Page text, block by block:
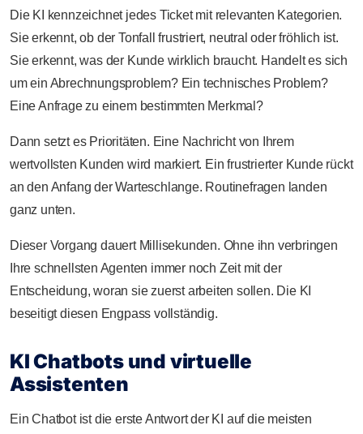
Die KI kennzeichnet jedes Ticket mit relevanten Kategorien.
Sie erkennt, ob der Tonfall frustriert, neutral oder fröhlich ist.
Sie erkennt, was der Kunde wirklich braucht. Handelt es sich
um ein Abrechnungsproblem? Ein technisches Problem?
Eine Anfrage zu einem bestimmten Merkmal?
Dann setzt es Prioritäten. Eine Nachricht von Ihrem
wertvollsten Kunden wird markiert. Ein frustrierter Kunde rückt
an den Anfang der Warteschlange. Routinefragen landen
ganz unten.
Dieser Vorgang dauert Millisekunden. Ohne ihn verbringen
Ihre schnellsten Agenten immer noch Zeit mit der
Entscheidung, woran sie zuerst arbeiten sollen. Die KI
beseitigt diesen Engpass vollständig.
KI Chatbots und virtuelle
Assistenten
Ein Chatbot ist die erste Antwort der KI auf die meisten